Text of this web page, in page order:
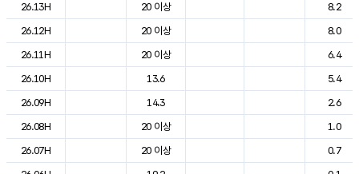
26.13H
20 이상
8.2
26.12H
20 이상
8.0
26.11H
20 이상
6.4
26.10H
13.6
5.4
26.09H
14.3
2.6
26.08H
20 이상
1.0
26.07H
20 이상
0.7